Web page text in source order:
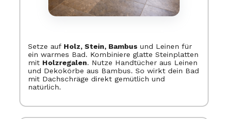
Setze auf Holz, Stein, Bambusund Leinen für
ein warmes Bad. Kombiniere glatte Steinplatten
mit Holzregalen. Nutze Handtücher aus Leinen
und Dekokörbe aus Bambus. So wirkt dein Bad
mit Dachschräge direkt gemütlich und
natürlich.